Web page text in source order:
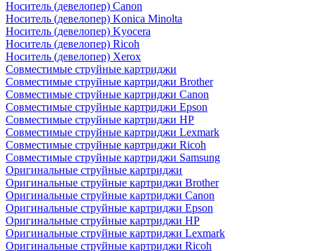
Носитель (девелопер) Canon
Носитель (девелопер) Konica Minolta
Носитель (девелопер) Kyocera
Носитель (девелопер) Ricoh
Носитель (девелопер) Xerox
Совместимые струйные картриджи
Совместимые струйные картриджи Brother
Совместимые струйные картриджи Canon
Совместимые струйные картриджи Epson
Совместимые струйные картриджи HP
Совместимые струйные картриджи Lexmark
Совместимые струйные картриджи Ricoh
Совместимые струйные картриджи Samsung
Оригинальные струйные картриджи
Оригинальные струйные картриджи Brother
Оригинальные струйные картриджи Canon
Оригинальные струйные картриджи Epson
Оригинальные струйные картриджи HP
Оригинальные струйные картриджи Lexmark
Оригинальные струйные картриджи Ricoh